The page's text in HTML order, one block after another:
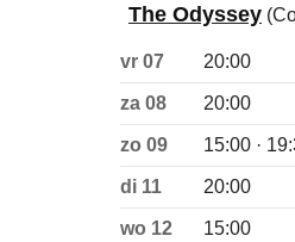
The Odyssey
vr 07 20:00
za 08 20:00
zo 09 15:00 ·
di 11 20:00
wo 12 15:00